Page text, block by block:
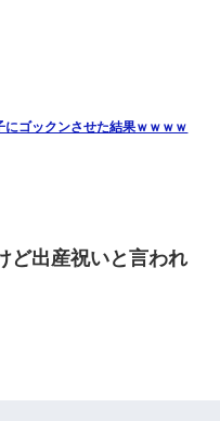
ゴックンさせた結果ｗｗｗｗ
ど出産祝いと言われ